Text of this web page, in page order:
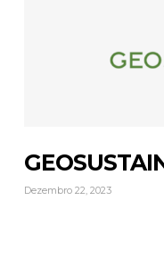
Dezembro 22, 2023